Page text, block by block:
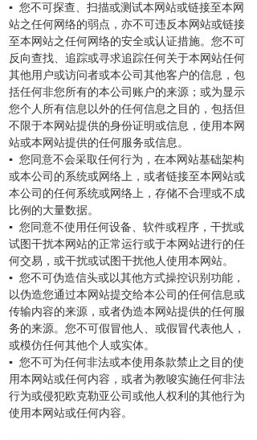
▪ 您不可探查、扫描或测试本网站或链接至本网
站之任何网络的弱点，亦不可违反本网站或链接
至本网站之任何网络的安全或认证措施。您不可
反向查找、追踪或寻求追踪任何关于本网站任何
其他用户或访问者或本公司其他客户的信息，包
括任何非您所有的本公司账户的来源；或为显示
您个人所有信息以外的任何信息之目的，包括但
不限于本网站提供的身份证明或信息，使用本网
站或本网站提供的任何服务或信息。
▪ 您同意不会采取任何行为，在本网站基础架构
或本公司的系统或网络上，或者链接至本网站或
本公司的任何系统或网络上，存储不合理或不成
比例的大量数据。
▪ 您同意不使用任何设备、软件或程序，干扰或
试图干扰本网站的正常运行或于本网站进行的任
何交易，或干扰或试图干扰他人使用本网站。
▪ 您不可伪造信头或以其他方式操控识别功能，
以伪造您通过本网站提交给本公司的任何信息或
传输内容的来源，或者伪造本网站提供的任何服
务的来源。您不可假冒他人、或假冒代表他人，
或模仿任何其他个人或实体。
▪ 您不可为任何非法或本使用条款禁止之目的使
用本网站或任何内容，或者为教唆实施任何非法
行为或侵犯欧克勒亚公司或他人权利的其他行为
使用本网站或任何内容。